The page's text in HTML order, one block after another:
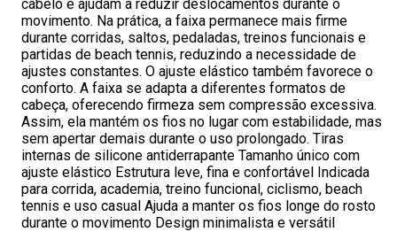
cabelo e ajudam a reduzir deslocamentos durante o
movimento. Na prática, a faixa permanece mais firme
durante corridas, saltos, pedaladas, treinos funcionais e
partidas de beach tennis, reduzindo a necessidade de
ajustes constantes. O ajuste elástico também favorece o
conforto. A faixa se adapta a diferentes formatos de
cabeça, oferecendo firmeza sem compressão excessiva.
Assim, ela mantém os fios no lugar com estabilidade, mas
sem apertar demais durante o uso prolongado. Tiras
internas de silicone antiderrapante Tamanho único com
ajuste elástico Estrutura leve, fina e confortável Indicada
para corrida, academia, treino funcional, ciclismo, beach
tennis e uso casual Ajuda a manter os fios longe do rosto
durante o movimento Design minimalista e versátil